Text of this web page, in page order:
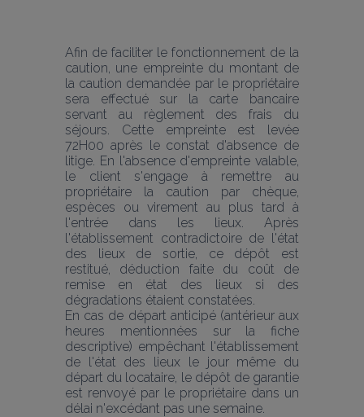
Afin de faciliter le fonctionnement de la
caution, une empreinte du montant de
la caution demandée par le propriétaire
sera effectué sur la carte bancaire
servant au règlement des frais du
séjours. Cette empreinte est levée
72H00 après le constat d'absence de
litige. En l'absence d'empreinte valable,
le client s'engage à remettre au
propriétaire la caution par chèque,
espèces ou virement au plus tard à
l'entrée dans les lieux. Après
l'établissement contradictoire de l'état
des lieux de sortie, ce dépôt est
restitué, déduction faite du coût de
remise en état des lieux si des
dégradations étaient constatées.
En cas de départ anticipé (antérieur aux
heures mentionnées sur la fiche
descriptive) empêchant l'établissement
de l'état des lieux le jour même du
départ du locataire, le dépôt de garantie
est renvoyé par le propriétaire dans un
délai n'excédant pas une semaine.